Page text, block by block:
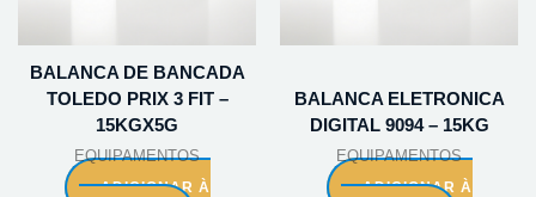
BALANCA DE BANCADA
TOLEDO PRIX 3 FIT –
15KGX5G
EQUIPAMENTOS
ADICIONAR À
BALANCA ELETRONICA
DIGITAL 9094 – 15KG
EQUIPAMENTOS
ADICIONAR À